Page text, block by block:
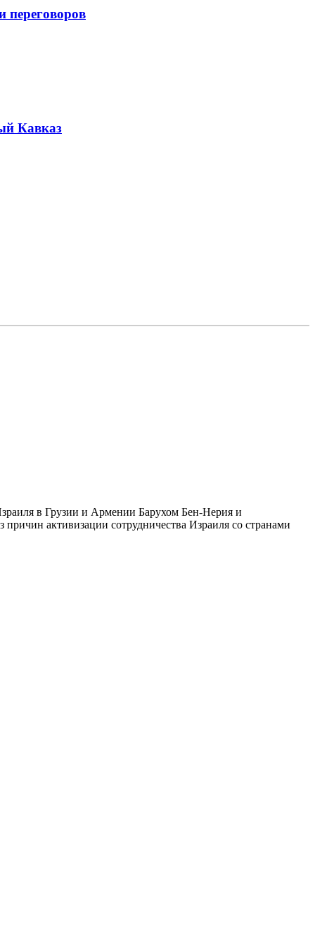
переговоров
Кавказ
в Грузии и Армении Барухом Бен-Нерия и
активизации сотрудничества Израиля со странами